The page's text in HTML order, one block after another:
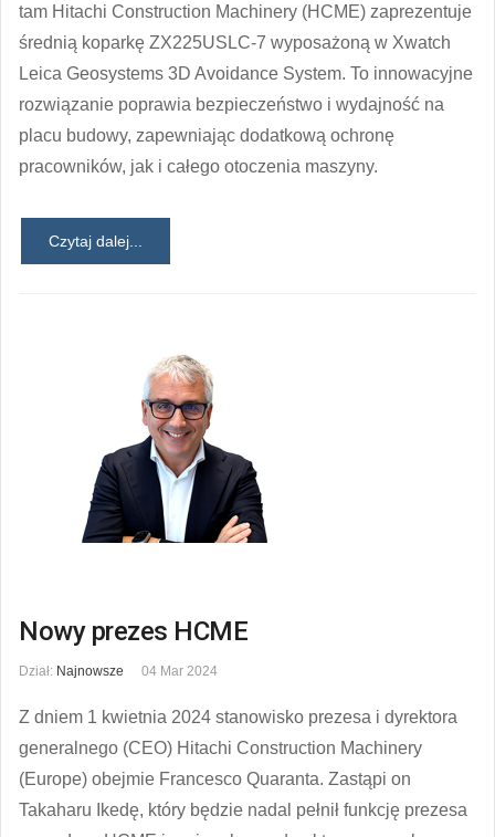
tam Hitachi Construction Machinery (HCME) zaprezentuje
średnią koparkę ZX225USLC-7 wyposażoną w Xwatch
Leica Geosystems 3D Avoidance System. To innowacyjne
rozwiązanie poprawia bezpieczeństwo i wydajność na
placu budowy, zapewniając dodatkową ochronę
pracowników, jak i całego otoczenia maszyny.
Czytaj dalej...
Nowy prezes HCME
Dział: Najnowsze 04 Mar 2024
Z dniem 1 kwietnia 2024 stanowisko prezesa i dyrektora
generalnego (CEO) Hitachi Construction Machinery
(Europe) obejmie Francesco Quaranta. Zastąpi on
Takaharu Ikedę, który będzie nadal pełnił funkcję prezesa